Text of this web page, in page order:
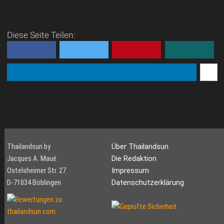
Vergnügen sein, doch
Leichtsinn und
zahlreichen Inseln ideale
Diese Seite Teilen:
Thailandsun by
Jacques A. Maué
Ostelsheimer Str. 27
D-71034 Böblingen
Über Thailandsun
Die Redaktion
Impressum
Datenschutzerklärung